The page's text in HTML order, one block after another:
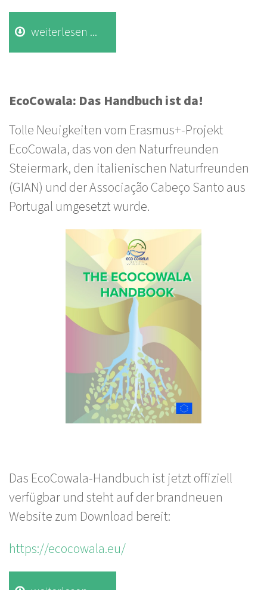
weiterlesen ...
EcoCowala: Das Handbuch ist da!
Tolle Neuigkeiten vom Erasmus+-Projekt
EcoCowala, das von den Naturfreunden
Steiermark, den italienischen Naturfreunden
(GIAN) und der Associação Cabeço Santo aus
Portugal umgesetzt wurde.
Das EcoCowala-Handbuch ist jetzt offiziell
verfügbar und steht auf der brandneuen
Website zum Download bereit:
https://ecocowala.eu/